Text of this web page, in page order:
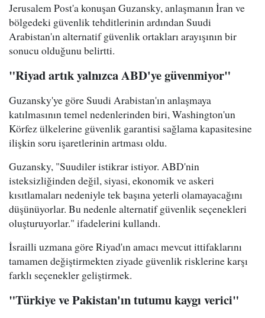
Jerusalem Post'a konuşan Guzansky, anlaşmanın İran ve
bölgedeki güvenlik tehditlerinin ardından Suudi
Arabistan'ın alternatif güvenlik ortakları arayışının bir
sonucu olduğunu belirtti.
"Riyad artık yalnızca ABD'ye güvenmiyor"
Guzansky'ye göre Suudi Arabistan'ın anlaşmaya
katılmasının temel nedenlerinden biri, Washington'un
Körfez ülkelerine güvenlik garantisi sağlama kapasitesine
ilişkin soru işaretlerinin artması oldu.
Guzansky, "Suudiler istikrar istiyor. ABD'nin
isteksizliğinden değil, siyasi, ekonomik ve askeri
kısıtlamaları nedeniyle tek başına yeterli olamayacağını
düşünüyorlar. Bu nedenle alternatif güvenlik seçenekleri
oluşturuyorlar." ifadelerini kullandı.
İsrailli uzmana göre Riyad'ın amacı mevcut ittifaklarını
tamamen değiştirmekten ziyade güvenlik risklerine karşı
farklı seçenekler geliştirmek.
"Türkiye ve Pakistan'ın tutumu kaygı verici"